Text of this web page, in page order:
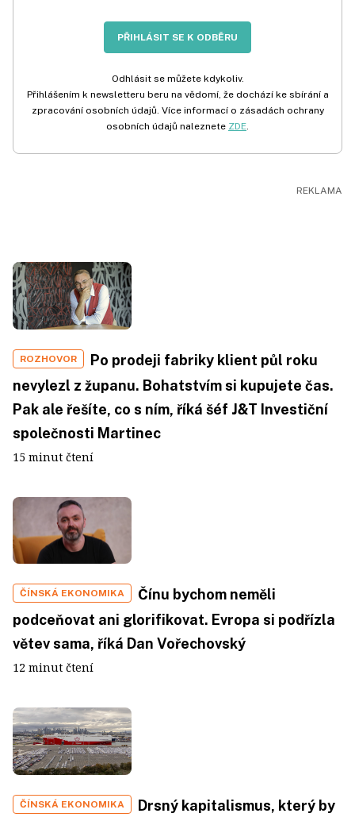
PŘIHLÁSIT SE K ODBĚRU
Odhlásit se můžete kdykoliv.
Přihlášením k newsletteru beru na vědomí, že dochází ke sbírání a
zpracování osobních údajů. Více informací o zásadách ochrany
osobních údajů naleznete ZDE.
ROZHOVOR
Po prodeji fabriky klient půl roku
nevylezl z županu. Bohatstvím si kupujete čas.
Pak ale řešíte, co s ním, říká šéf J&T Investiční
společnosti Martinec
15 minut čtení
ČÍNSKÁ EKONOMIKA
Čínu bychom neměli
podceňovat ani glorifikovat. Evropa si podřízla
větev sama, říká Dan Vořechovský
12 minut čtení
ČÍNSKÁ EKONOMIKA
Drsný kapitalismus, který by